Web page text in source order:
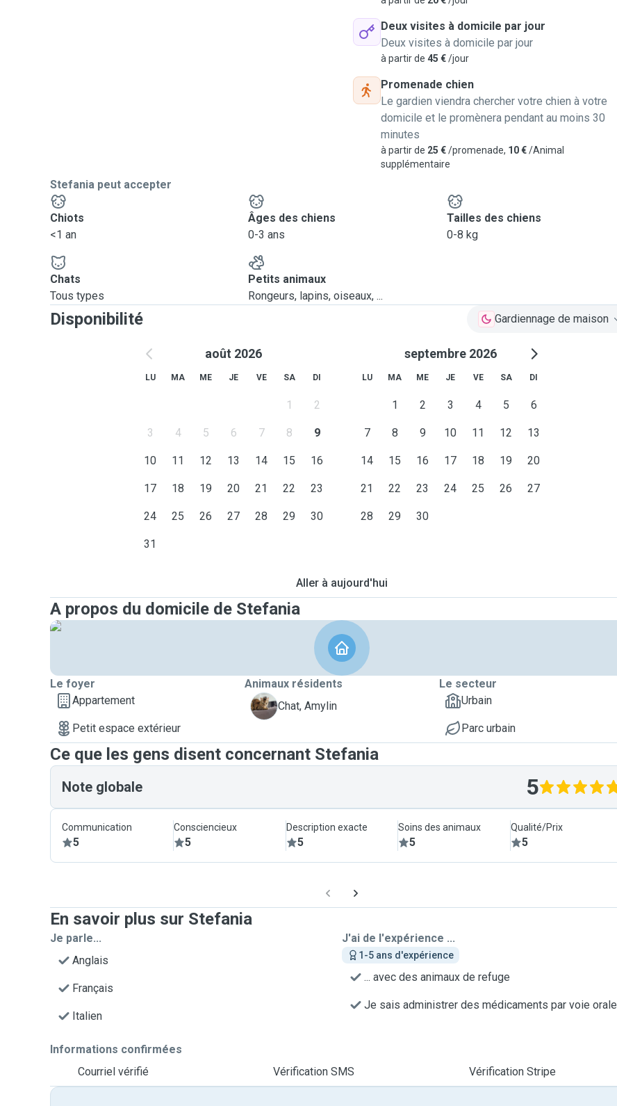
Deux visites à domicile par jour
Deux visites à domicile par jour
à partir de 45 €/jour
Promenade chien
Le gardien viendra chercher votre chien à votre
domicile et le promènera pendant au moins 30
minutes
à partir de 25 €/promenade, 10 €/Animal
supplémentaire
Stefania peut accepter
Chiots
<1 an
Âges des chiens
0-3 ans
Tailles des chiens
0-8 kg
Chats
Tous types
Petits animaux
Rongeurs, lapins, oiseaux, ...
Disponibilité Gardiennage de maison
août 2026
LU MA ME JE VE SA DI
1 2
3 4 5 6 7 8 9
10 11 12 13 14 15 16
17 18 19 20 21 22 23
24 25 26 27 28 29 30
31
septembre 2026
LU MA ME JE VE SA DI
1 2 3 4 5 6
7 8 9 10 11 12 13
14 15 16 17 18 19 20
21 22 23 24 25 26 27
28 29 30
Aller à aujourd'hui
A propos du domicile de Stefania
Le foyer
Appartement
Petit espace extérieur
Animaux résidents
A
Chat, Amylin
Le secteur
Urbain
Parc urbain
Ce que les gens disent concernant Stefania
Note globale 5
Communication
5
Consciencieux
5
Description exacte
5
Soins des animaux
5
Qualité/Prix
5
En savoir plus sur Stefania
Je parle...
Anglais
Français
Italien
J'ai de l'expérience ...
1-5 ans d'expérience
... avec des animaux de refuge
Je sais administrer des médicaments par voie orale
Informations confirmées
Courriel vérifié
Vérification SMS Vérification Stripe